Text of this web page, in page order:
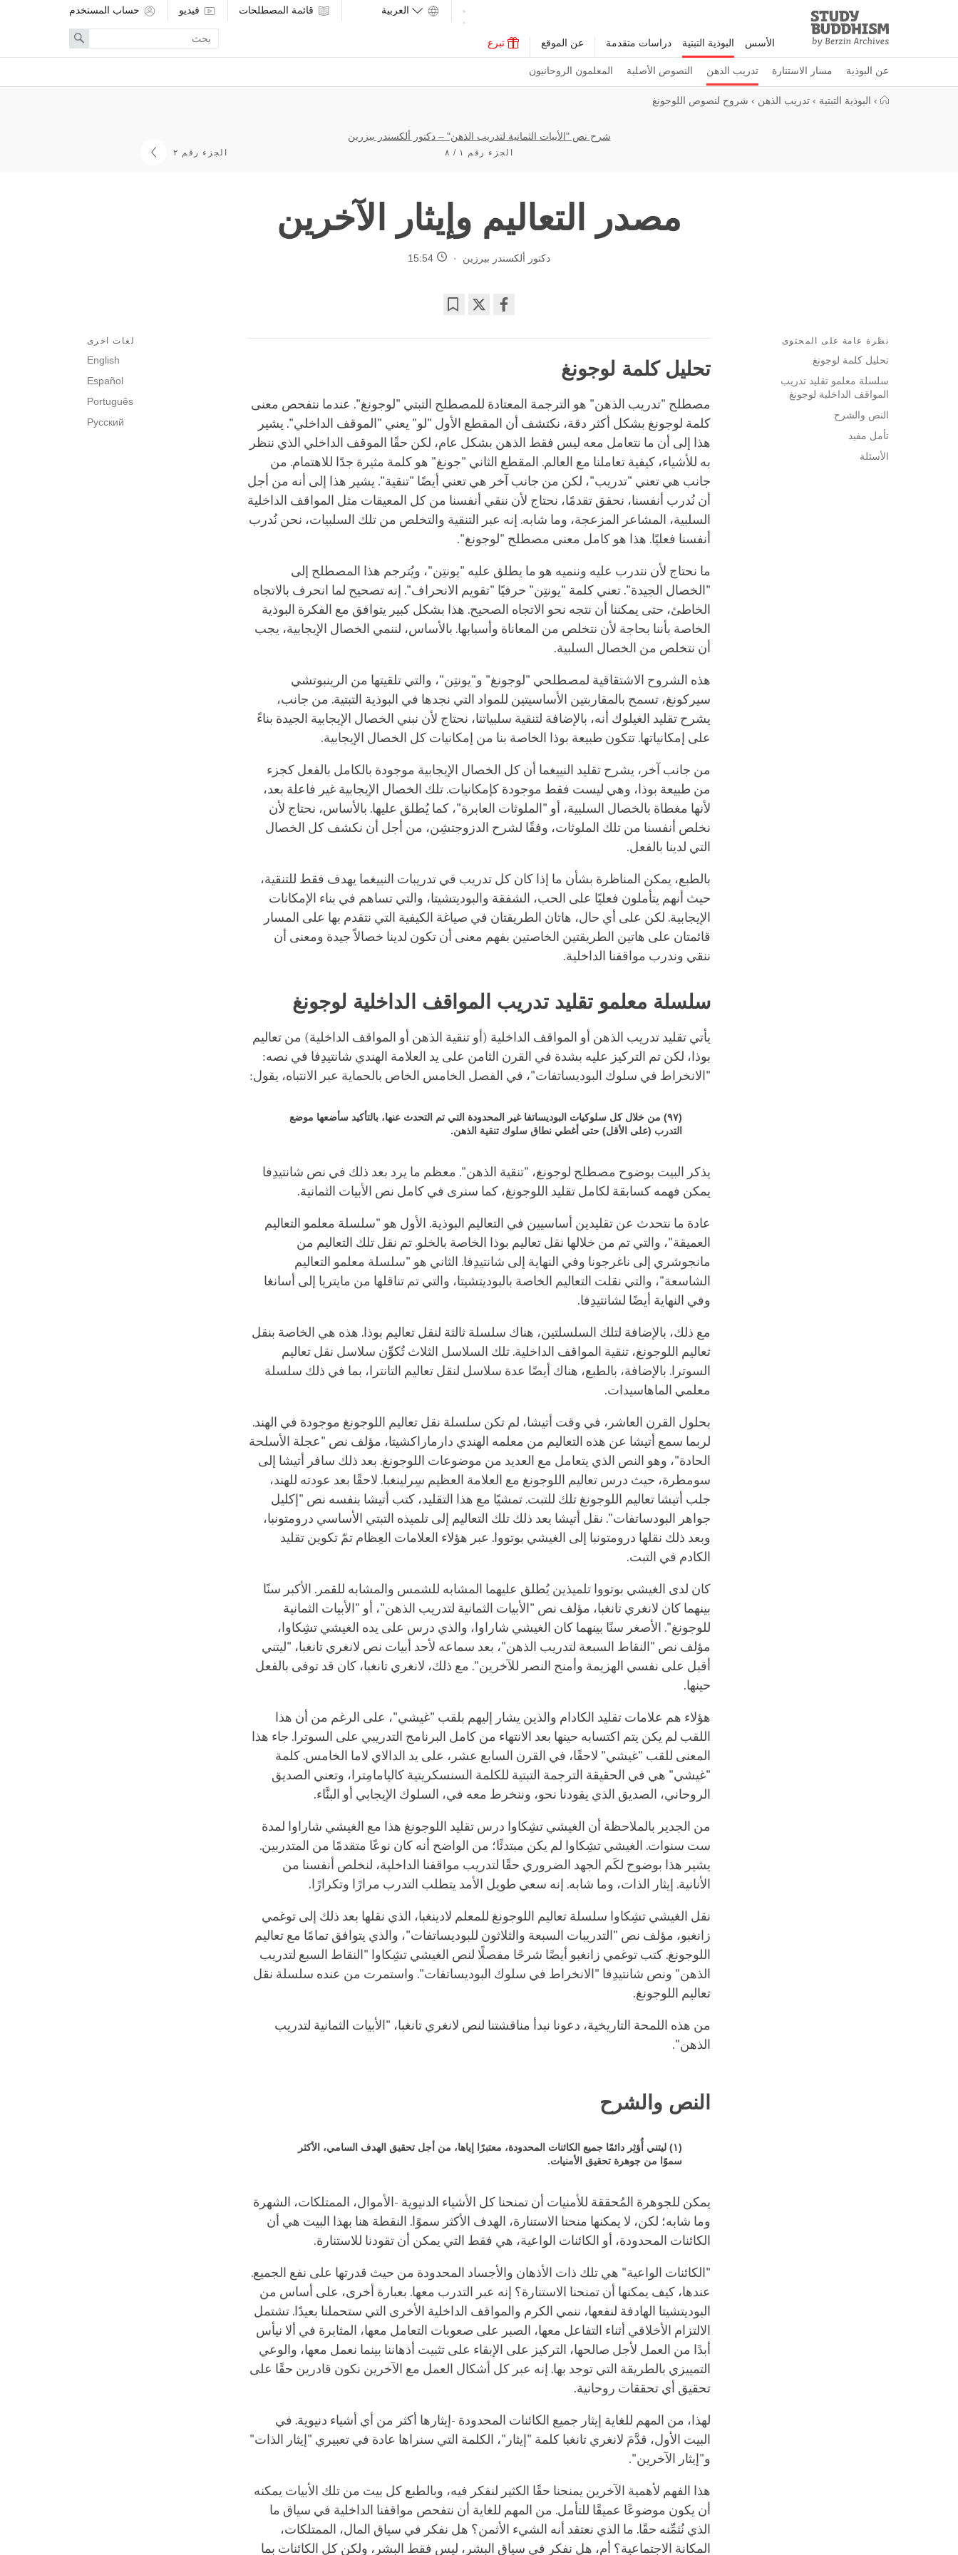
Study
Buddhism
Home
الأسس البوذية التبتية
عن البوذية مسار الاستنارة تدريب الذهن النصوص الأصلية المعلمون الروحانيون
دراسات متقدمة عن الموقع تبرع
قائمة المصطلحات فيديو حساب المستخدم
search
term
Search
› البوذية التبتية › تدريب الذهن › شروح لنصوص اللوجونغ
شرح نص "الأبيات الثمانية لتدريب الذهن" – دكتور ألكسندر بيزرين
الجزء رقم ١ / ٨ الجزء رقم ٢
مصدر التعاليم وإيثار الآخرين
دكتور ألكسندر بيرزين 15:54
on
نظرة عامة على المحتوى
تحليل كلمة لوجونغ
سلسلة معلمو تقليد تدريب
المواقف الداخلية لوجونغ
النص والشرح
تأمل مفيد
الأسئلة
لغات اخرى
English
Español
Português
Русский
تحليل كلمة لوجونغ
مصطلح "تدريب الذهن" هو الترجمة المعتادة للمصطلح التبتي "لوجونغ". عندما نتفحص معنى
كلمة لوجونغ بشكل أكثر دقة، نكتشف أن المقطع الأول "لو" يعني "الموقف الداخلي". يشير
هذا إلى أن ما نتعامل معه ليس فقط الذهن بشكل عام، لكن حقًا الموقف الداخلي الذي ننظر
به للأشياء، كيفية تعاملنا مع العالم. المقطع الثاني "جونغ" هو كلمة مثيرة جدًا للاهتمام. من
جانب هي تعني "تدريب"، لكن من جانب آخر هي تعني أيضًا "تنقية". يشير هذا إلى أنه من أجل
أن نُدرب أنفسنا، نحقق تقدمًا، نحتاج لأن ننقي أنفسنا من كل المعيقات مثل المواقف الداخلية
السلبية، المشاعر المزعجة، وما شابه. إنه عبر التنقية والتخلص من تلك السلبيات، نحن نُدرب
أنفسنا فعليًا. هذا هو كامل معنى مصطلح "لوجونغ".
ما نحتاج لأن نتدرب عليه وننميه هو ما يطلق عليه "يونتِن"، ويُترجم هذا المصطلح إلى
"الخصال الجيدة". تعني كلمة "يونتِن" حرفيًا "تقويم الانحراف". إنه تصحيح لما انحرف بالاتجاه
الخاطئ، حتى يمكننا أن نتجه نحو الاتجاه الصحيح. هذا بشكل كبير يتوافق مع الفكرة البوذية
الخاصة بأننا بحاجة لأن نتخلص من المعاناة وأسبابها. بالأساس، لننمي الخصال الإيجابية، يجب
أن نتخلص من الخصال السلبية.
هذه الشروح الاشتقاقية لمصطلحي "لوجونغ" و"يونتِن"، والتي تلقيتها من الرينبوتشي
سيركونغ، تسمح بالمقاربتين الأساسيتين للمواد التي نجدها في البوذية التبتية. من جانب،
يشرح تقليد الغيلوك أنه، بالإضافة لتنقية سلبياتنا، نحتاج لأن نبني الخصال الإيجابية الجيدة بناءً
على إمكانياتها. تتكون طبيعة بوذا الخاصة بنا من إمكانيات كل الخصال الإيجابية.
من جانب آخر، يشرح تقليد النييغما أن كل الخصال الإيجابية موجودة بالكامل بالفعل كجزء
من طبيعة بوذا، وهي ليست فقط موجودة كإمكانيات. تلك الخصال الإيجابية غير فاعلة بعد،
لأنها مغطاة بالخصال السلبية، أو "الملوثات العابرة"، كما يُطلق عليها. بالأساس، نحتاج لأن
نخلص أنفسنا من تلك الملوثات، وفقًا لشرح الدزوجتشِن، من أجل أن نكشف كل الخصال
التي لدينا بالفعل.
بالطبع، يمكن المناظرة بشأن ما إذا كان كل تدريب في تدريبات النييغما يهدف فقط للتنقية،
حيث أنهم يتأملون فعليًا على الحب، الشفقة والبوديتشيتا، والتي تساهم في بناء الإمكانات
الإيجابية. لكن على أي حال، هاتان الطريقتان في صياغة الكيفية التي نتقدم بها على المسار
قائمتان على هاتين الطريقتين الخاصتين بفهم معنى أن تكون لدينا خصالاً جيدة ومعنى أن
ننقي وندرب مواقفنا الداخلية.
سلسلة معلمو تقليد تدريب المواقف الداخلية لوجونغ
يأتي تقليد تدريب الذهن أو المواقف الداخلية (أو تنقية الذهن أو المواقف الداخلية) من تعاليم
بوذا، لكن تم التركيز عليه بشدة في القرن الثامن على يد العلامة الهندي شانتيدِفا في نصه:
"الانخراط في سلوك البوديساتفات"، في الفصل الخامس الخاص بالحماية عبر الانتباه، يقول:
(٩٧) من خلال كل سلوكيات البوديساتفا غير المحدودة التي تم التحدث عنها، بالتأكيد سأضعها موضع
التدرب (على الأقل) حتى أغطي نطاق سلوك تنقية الذهن.
يذكر البيت بوضوح مصطلح لوجونغ، "تنقية الذهن". معظم ما يرد بعد ذلك في نص شانتيدِفا
يمكن فهمه كسابقة لكامل تقليد اللوجونغ، كما سنرى في كامل نص الأبيات الثمانية.
عادة ما نتحدث عن تقليدين أساسيين في التعاليم البوذية. الأول هو "سلسلة معلمو التعاليم
العميقة"، والتي تم من خلالها نقل تعاليم بوذا الخاصة بالخلو. تم نقل تلك التعاليم من
مانجوشري إلى ناغرجونا وفي النهاية إلى شانتيدِفا. الثاني هو "سلسلة معلمو التعاليم
الشاسعة"، والتي نقلت التعاليم الخاصة بالبوديتشيتا، والتي تم تناقلها من مايتريا إلى أسانغا
وفي النهاية أيضًا لشانتيدِفا.
مع ذلك، بالإضافة لتلك السلسلتين، هناك سلسلة ثالثة لنقل تعاليم بوذا. هذه هي الخاصة بنقل
تعاليم اللوجونغ، تنقية المواقف الداخلية. تلك السلاسل الثلاث تُكوِّن سلاسل نقل تعاليم
السوترا. بالإضافة، بالطبع، هناك أيضًا عدة سلاسل لنقل تعاليم التانترا، بما في ذلك سلسلة
معلمي الماهاسيدات.
بحلول القرن العاشر، في وقت أتيشا، لم تكن سلسلة نقل تعاليم اللوجونغ موجودة في الهند.
لربما سمع أتيشا عن هذه التعاليم من معلمه الهندي دارماراكشيتا، مؤلف نص "عجلة الأسلحة
الحادة"، وهو النص الذي يتعامل مع العديد من موضوعات اللوجونغ. بعد ذلك سافر أتيشا إلى
سومطرة، حيث درس تعاليم اللوجونغ مع العلامة العظيم سِرلينغبا. لاحقًا بعد عودته للهند،
جلب أتيشا تعاليم اللوجونغ تلك للتبت. تمشيًا مع هذا التقليد، كتب أتيشا بنفسه نص "إكليل
جواهر البودساتفات". نقل أتيشا بعد ذلك تلك التعاليم إلى تلميذه التبتي الأساسي درومتونبا،
وبعد ذلك نقلها درومتونبا إلى الغيشي بوتووا. عبر هؤلاء العلامات العِظام تمّ تكوين تقليد
الكادم في التبت.
كان لدى الغيشي بوتووا تلميذين يُطلق عليهما المشابه للشمس والمشابه للقمر. الأكبر سنًا
بينهما كان لانغري تانغبا، مؤلف نص "الأبيات الثمانية لتدريب الذهن"، أو "الأبيات الثمانية
للوجونغ". الأصغر سنًا بينهما كان الغيشي شاراوا، والذي درس على يده الغيشي تشِكاوا،
مؤلف نص "النقاط السبعة لتدريب الذهن"، بعد سماعه لأحد أبيات نص لانغري تانغبا، "ليتني
أقبل على نفسي الهزيمة وأمنح النصر للآخرين". مع ذلك، لانغري تانغبا، كان قد توفى بالفعل
حينها.
هؤلاء هم علامات تقليد الكادام والذين يشار إليهم بلقب "غيشي"، على الرغم من أن هذا
اللقب لم يكن يتم اكتسابه حينها بعد الانتهاء من كامل البرنامج التدريبي على السوترا. جاء هذا
المعنى للقب "غيشي" لاحقًا، في القرن السابع عشر، على يد الدالاي لاما الخامس. كلمة
"غيشي" هي في الحقيقة الترجمة التبتية للكلمة السنسكريتية كاليامامِترا، وتعني الصديق
الروحاني، الصديق الذي يقودنا نحو، وننخرط معه في، السلوك الإيجابي أو البنَّاء.
من الجدير بالملاحظة أن الغيشي تشِكاوا درس تقليد اللوجونغ هذا مع الغيشي شاراوا لمدة
ست سنوات. الغيشي تشِكاوا لم يكن مبتدئًا؛ من الواضح أنه كان نوعًا متقدمًا من المتدربين.
يشير هذا بوضوح لكَم الجهد الضروري حقًا لتدريب مواقفنا الداخلية، لنخلص أنفسنا من
الأنانية. إيثار الذات، وما شابه. إنه سعي طويل الأمد يتطلب التدرب مرارًا وتكرارًا.
نقل الغيشي تشِكاوا سلسلة تعاليم اللوجونغ للمعلم لادينغبا، الذي نقلها بعد ذلك إلى توغمي
زانغبو، مؤلف نص "التدريبات السبعة والثلاثون للبوديساتفات"، والذي يتوافق تمامًا مع تعاليم
اللوجونغ. كتب توغمي زانغبو أيضًا شرحًا مفصلًا لنص الغيشي تشِكاوا "النقاط السبع لتدريب
الذهن" ونص شانتيدِفا "الانخراط في سلوك البوديساتفات". واستمرت من عنده سلسلة نقل
تعاليم اللوجونغ.
من هذه اللمحة التاريخية، دعونا نبدأ مناقشتنا لنص لانغري تانغبا، "الأبيات الثمانية لتدريب
الذهن".
النص والشرح
(١) ليتني أُؤثِر دائمًا جميع الكائنات المحدودة، معتبرًا إياها، من أجل تحقيق الهدف السامي، الأكثر
سموًا من جوهرة تحقيق الأمنيات.
يمكن للجوهرة المُحققة للأمنيات أن تمنحنا كل الأشياء الدنيوية -الأموال، الممتلكات، الشهرة
وما شابه؛ لكن، لا يمكنها منحنا الاستنارة، الهدف الأكثر سموًا. النقطة هنا بهذا البيت هي أن
الكائنات المحدودة، أو الكائنات الواعية، هي فقط التي يمكن أن تقودنا للاستنارة.
"الكائنات الواعية" هي تلك ذات الأذهان والأجساد المحدودة من حيث قدرتها على نفع الجميع.
عندها، كيف يمكنها أن تمنحنا الاستنارة؟ إنه عبر التدرب معها. بعبارة أخرى، على أساس من
البوديتشيتا الهادفة لنفعها، ننمي الكرم والمواقف الداخلية الأخرى التي ستحملنا بعيدًا. تشتمل
الالتزام الأخلاقي أثناء التفاعل معها، الصبر على صعوبات التعامل معها، المثابرة في ألا نيأس
أبدًا من العمل لأجل صالحها، التركيز على الإبقاء على تثبيت أذهاننا بينما نعمل معها، والوعي
التمييزي بالطريقة التي توجد بها. إنه عبر كل أشكال العمل مع الآخرين نكون قادرين حقًا على
تحقيق أي تحققات روحانية.
لهذا، من المهم للغاية إيثار جميع الكائنات المحدودة -إيثارها أكثر من أي أشياء دنيوية. في
البيت الأول، قدَّمَ لانغري تانغبا كلمة "إيثار"، الكلمة التي سنراها عادة في تعبيري "إيثار الذات"
و"إيثار الآخرين".
هذا الفهم لأهمية الآخرين يمنحنا حقًا الكثير لنفكر فيه، وبالطبع كل بيت من تلك الأبيات يمكنه
أن يكون موضوعًا عميقًا للتأمل. من المهم للغاية أن نتفحص مواقفنا الداخلية في سياق ما
الذي نُثمِّنه حقًا. ما الذي نعتقد أنه الشيء الأثمن؟ هل نفكر في سياق المال، الممتلكات،
المكانة الاجتماعية؟ أم، هل نفكر في سياق البشر، ليس فقط البشر، ولكن كل الكائنات بما